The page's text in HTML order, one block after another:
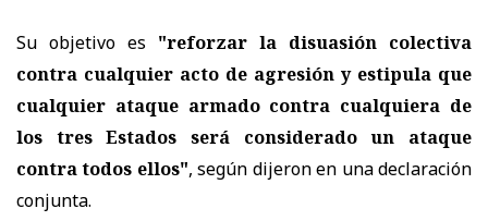
Su objetivo es "reforzar la disuasión colectiva
contra cualquier acto de agresión y estipula que
cualquier ataque armado contra cualquiera de
los tres Estados será considerado un ataque
contra todos ellos", según dijeron en una declaración
conjunta.